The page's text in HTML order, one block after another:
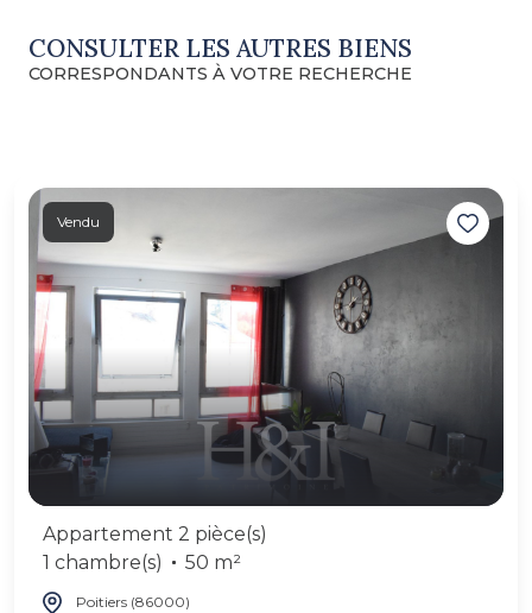
CONSULTER LES AUTRES BIENS
CORRESPONDANTS À VOTRE RECHERCHE
Vendu
Appartement 2 pièce(s)
1 chambre(s)
50 m²
Poitiers (86000)